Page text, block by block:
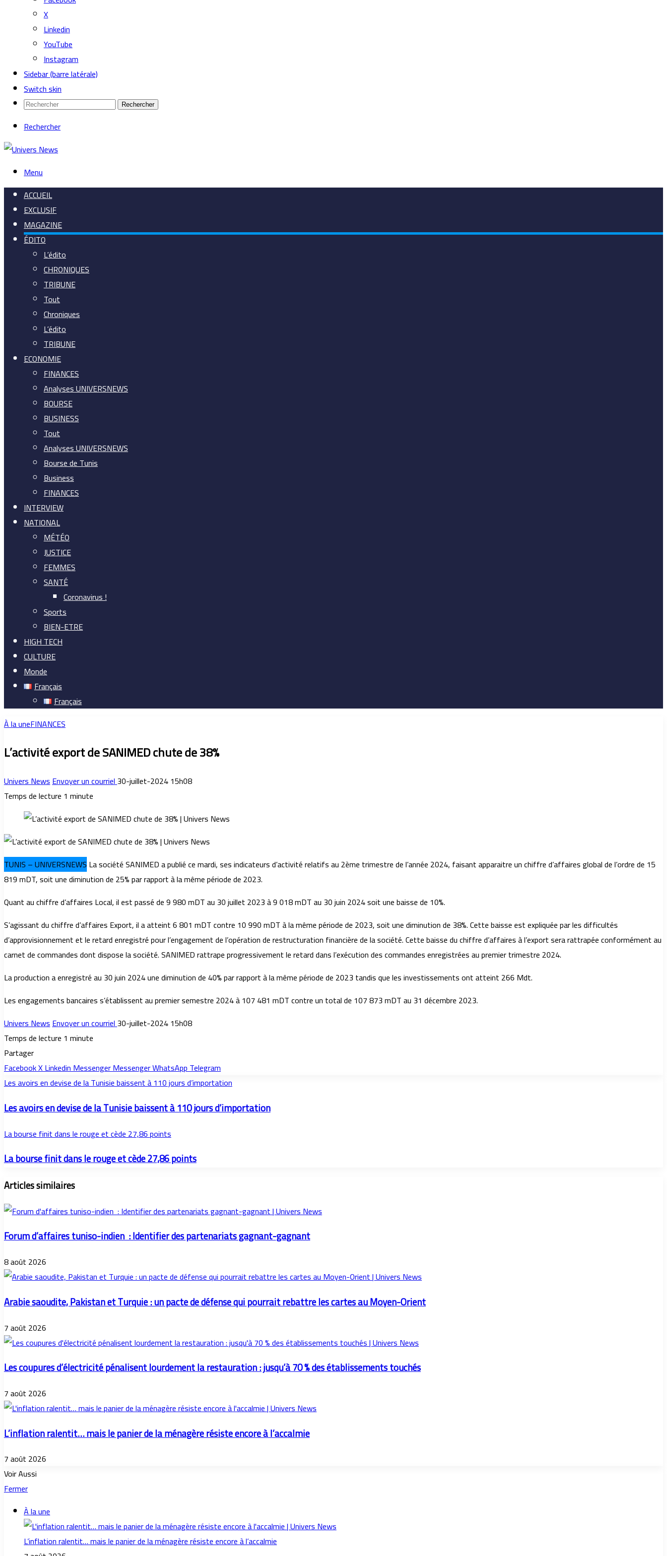
X
Linkedin
YouTube
Instagram
Sidebar (barre latérale)
Switch skin
Rechercher
Rechercher
Menu
ACCUEIL
EXCLUSIF
MAGAZINE
ÉDITO
L’édito
CHRONIQUES
TRIBUNE
Tout
Chroniques
L’édito
TRIBUNE
ECONOMIE
FINANCES
Analyses UNIVERSNEWS
BOURSE
BUSINESS
Tout
Analyses UNIVERSNEWS
Bourse de Tunis
Business
FINANCES
INTERVIEW
NATIONAL
MÉTÉO
JUSTICE
FEMMES
SANTÉ
Coronavirus !
Sports
BIEN-ETRE
HIGH TECH
CULTURE
Monde
Français
Français
À la uneFINANCES
L’activité export de SANIMED chute de 38%
Univers NewsEnvoyer un courriel30-juillet-2024 15h08
Temps de lecture 1 minute
TUNIS – UNIVERSNEWS La société SANIMED a publié ce mardi, ses indicateurs d’activité relatifs au 2ème trimestre de l’année 2024, faisant apparaitre un chiffre d’affaires global de l’ordre de 15
819 mDT, soit une diminution de 25% par rapport à la même période de 2023.
Quant au chiffre d’affaires Local, il est passé de 9 980 mDT au 30 juillet 2023 à 9 018 mDT au 30 juin 2024 soit une baisse de 10%.
S’agissant du chiffre d’affaires Export, il a atteint 6 801 mDT contre 10 990 mDT à la même période de 2023, soit une diminution de 38%. Cette baisse est expliquée par les difficultés
d’approvisionnement et le retard enregistré pour l’engagement de l’opération de restructuration financière de la société. Cette baisse du chiffre d’affaires à l’export sera rattrapée conformément au
carnet de commandes dont dispose la société. SANIMED rattrape progressivement le retard dans l’exécution des commandes enregistrées au premier trimestre 2024.
La production a enregistré au 30 juin 2024 une diminution de 40% par rapport à la même période de 2023 tandis que les investissements ont atteint 266 Mdt.
Les engagements bancaires s’établissent au premier semestre 2024 à 107 481 mDT contre un total de 107 873 mDT au 31 décembre 2023.
Univers NewsEnvoyer un courriel30-juillet-2024 15h08
Temps de lecture 1 minute
Partager
FacebookXLinkedinMessengerMessengerWhatsAppTelegram
Les avoirs en devise de la Tunisie baissent à 110 jours d’importation
Les avoirs en devise de la Tunisie baissent à 110 jours d’importation
La bourse finit dans le rouge et cède 27,86 points
La bourse finit dans le rouge et cède 27,86 points
Articles similaires
Forum d’affaires tuniso-indien : Identifier des partenariats gagnant-gagnant
8 août 2026
Arabie saoudite, Pakistan et Turquie : un pacte de défense qui pourrait rebattre les cartes au Moyen-Orient
7 août 2026
Les coupures d’électricité pénalisent lourdement la restauration : jusqu’à 70 % des établissements touchés
7 août 2026
L’inflation ralentit… mais le panier de la ménagère résiste encore à l’accalmie
7 août 2026
Voir Aussi
Fermer
À la une
L’inflation ralentit… mais le panier de la ménagère résiste encore à l’accalmie